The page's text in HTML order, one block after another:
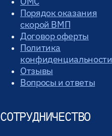
Порядок оказания
скорой ВМП
Договор оферты
Политика
конфиденциальности
Отзывы
Вопросы и ответы
СОТРУДНИЧЕСТВО